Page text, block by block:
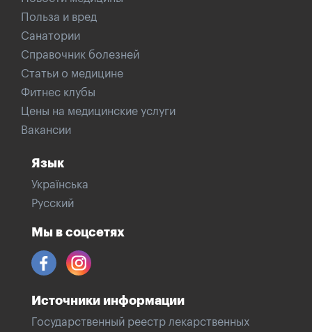
Польза и вред
Санатории
Справочник болезней
Статьи о медицине
Фитнес клубы
Цены на медицинские услуги
Вакансии
Язык
Українська
Русский
Мы в соцсетях
Источники информации
Государственный реестр лекарственных